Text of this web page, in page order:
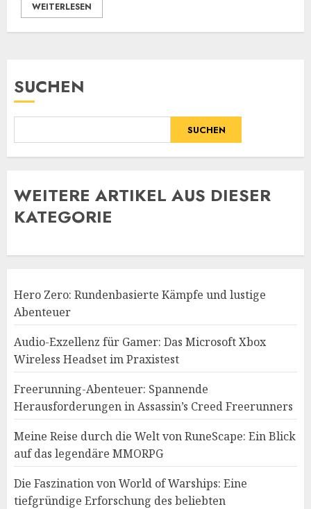
WEITERLESEN
SUCHEN
SUCHEN
WEITERE ARTIKEL AUS DIESER
KATEGORIE
Hero Zero: Rundenbasierte Kämpfe und lustige
Abenteuer
Audio-Exzellenz für Gamer: Das Microsoft Xbox
Wireless Headset im Praxistest
Freerunning-Abenteuer: Spannende
Herausforderungen in Assassin’s Creed Freerunners
Meine Reise durch die Welt von RuneScape: Ein Blick
auf das legendäre MMORPG
Die Faszination von World of Warships: Eine
tiefgründige Erforschung des beliebten